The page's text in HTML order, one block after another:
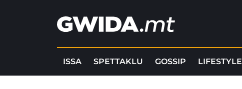
ISSA SPETTAKLU GOSSIP LIFESTYLE